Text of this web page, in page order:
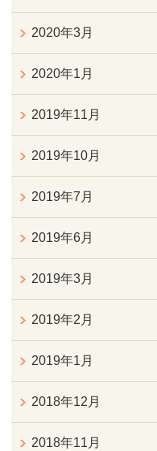
2020年3月
2020年1月
2019年11月
2019年10月
2019年7月
2019年6月
2019年3月
2019年2月
2019年1月
2018年12月
2018年11月